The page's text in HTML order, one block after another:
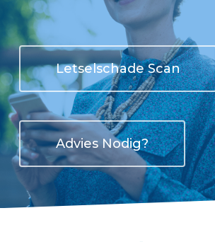
Letselschade Scan
Advies Nodig?